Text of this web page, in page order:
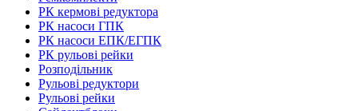
РК кермові редуктора
РК насоси ГПК
РК насоси ЕПК/ЕГПК
РК рульові рейки
Розподільник
Рульові редуктори
Рульові рейки